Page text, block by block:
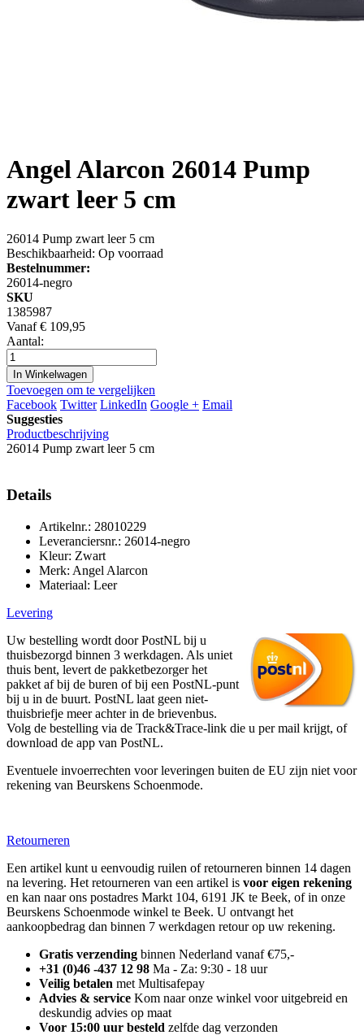
Angel Alarcon 26014 Pump
zwart leer 5 cm
26014 Pump zwart leer 5 cm
Beschikbaarheid: Op voorraad
Bestelnummer:
26014-negro
SKU
1385987
Vanaf € 109,95
Aantal:
In Winkelwagen
Toevoegen om te vergelijken
Facebook Twitter LinkedIn Google + Email
Suggesties
Productbeschrijving
26014 Pump zwart leer 5 cm
Details
Artikelnr.: 28010229
Leveranciersnr.: 26014-negro
Kleur: Zwart
Merk: Angel Alarcon
Materiaal: Leer
Levering
Uw bestelling wordt door PostNL bij u
thuisbezorgd binnen 3 werkdagen. Als uniet
thuis bent, levert de pakketbezorger het
pakket af bij de buren of bij een PostNL-punt
bij u in de buurt. PostNL laat geen niet-
thuisbriefje meer achter in de brievenbus.
Volg de bestelling via de Track&Trace-link die u per mail krijgt, of
download de app van PostNL.
Eventuele invoerrechten voor leveringen buiten de EU zijn niet voor
rekening van Beurskens Schoenmode.
Retourneren
Een artikel kunt u eenvoudig ruilen of retourneren binnen 14 dagen
na levering. Het retourneren van een artikel is voor eigen rekening
en kan naar ons postadres Markt 104, 6191 JK te Beek, of in onze
Beurskens Schoenmode winkel te Beek. U ontvangt het
aankoopbedrag dan binnen 7 werkdagen retour op uw rekening.
Gratis verzending binnen Nederland vanaf €75,-
+31 (0)46 -437 12 98 Ma - Za: 9:30 - 18 uur
Veilig betalen met Multisafepay
Advies & service Kom naar onze winkel voor uitgebreid en
deskundig advies op maat
Voor 15:00 uur besteld zelfde dag verzonden